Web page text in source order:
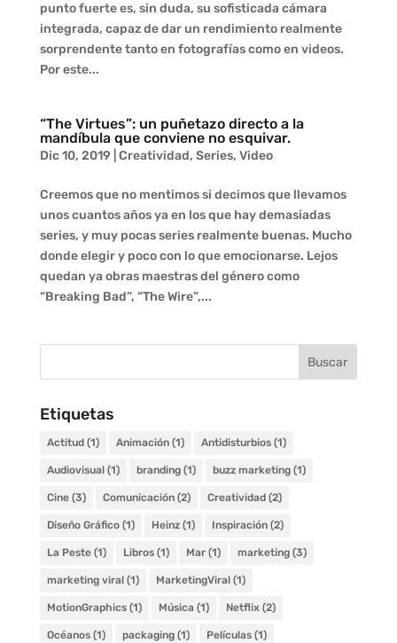
punto fuerte es, sin duda, su sofisticada cámara
integrada, capaz de dar un rendimiento realmente
sorprendente tanto en fotografías como en videos.
Por este...
“The Virtues”: un puñetazo directo a la
mandíbula que conviene no esquivar.
Dic 10, 2019 Creatividad, Series, Video
Creemos que no mentimos si decimos que llevamos
unos cuantos años ya en los que hay demasiadas
series, y muy pocas series realmente buenas. Mucho
donde elegir y poco con lo que emocionarse. Lejos
quedan ya obras maestras del género como
“Breaking Bad”, “The Wire”,...
Etiquetas
Actitud(1) Animación(1) Antidisturbios(1)
Audiovisual(1) branding(1) buzz marketing(1)
Cine(3) Comunicación(2) Creatividad(2)
Diseño Gráfico(1) Heinz(1) Inspiración(2)
La Peste(1) Libros(1) Mar(1) marketing(3)
marketing viral(1) MarketingViral(1)
MotionGraphics(1) Música (1) Netflix(2)
Océanos(1) packaging(1) Películas(1)